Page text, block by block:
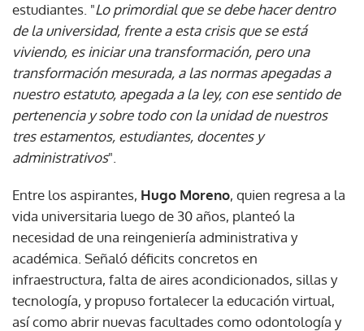
estudiantes. "Lo primordial que se debe hacer dentro
de la universidad, frente a esta crisis que se está
viviendo, es iniciar una transformación, pero una
transformación mesurada, a las normas apegadas a
nuestro estatuto, apegada a la ley, con ese sentido de
pertenencia y sobre todo con la unidad de nuestros
tres estamentos, estudiantes, docentes y
administrativos".
Entre los aspirantes, Hugo Moreno, quien regresa a la
vida universitaria luego de 30 años, planteó la
necesidad de una reingeniería administrativa y
académica. Señaló déficits concretos en
infraestructura, falta de aires acondicionados, sillas y
tecnología, y propuso fortalecer la educación virtual,
así como abrir nuevas facultades como odontología y